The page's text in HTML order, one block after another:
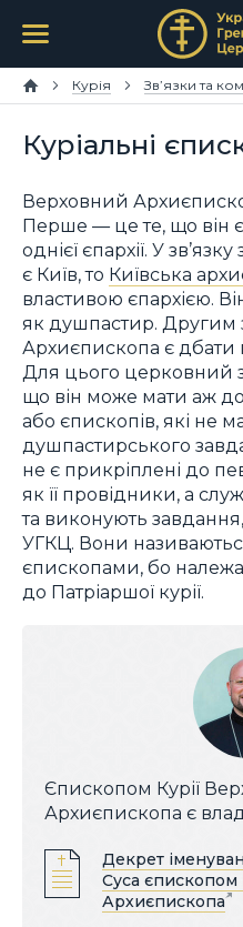
Курія Зв’язки та
Куріальні
Верховний
Перше — це те, що він
однієї єпархії. У
є Київ, то Київська
властивою єпархією.
як душпастир. Другим
Архиєпископа є дбати
Для цього церковний
що він може мати аж
або єпископів, які не
душпастирського
не є прикріплені до
як її провідники, а
та виконують
УГКЦ. Вони
єпископами, бо
до Патріаршої курії.
Єпископом Курії
Архиєпископа є
Декрет
Суса єпископом
Архиєпископа